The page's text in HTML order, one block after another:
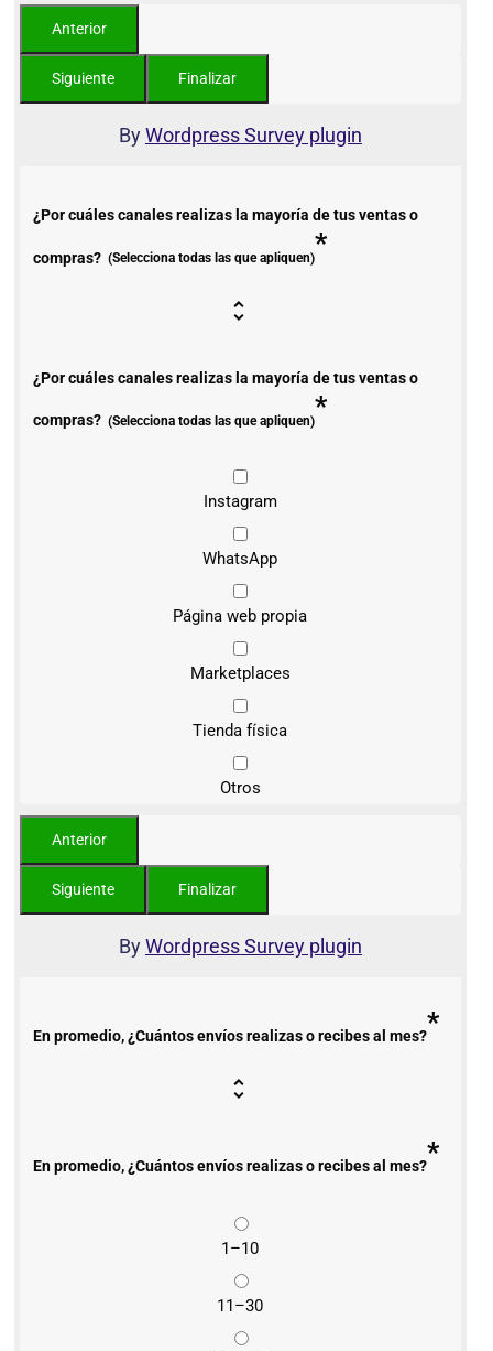
ByWordpress Survey plugin
¿Por cuáles canales realizas la mayoría de tus ventas o
compras? (Selecciona todas las que apliquen)*
¿Por cuáles canales realizas la mayoría de tus ventas o
compras? (Selecciona todas las que apliquen)*
Instagram
WhatsApp
Página web propia
Marketplaces
Tienda física
Otros
ByWordpress Survey plugin
En promedio, ¿Cuántos envíos realizas o recibes al mes?*
En promedio, ¿Cuántos envíos realizas o recibes al mes?*
1–10
11–30